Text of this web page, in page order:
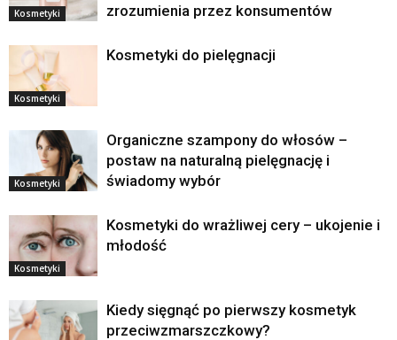
Kosmetyki
zrozumienia przez konsumentów
Kosmetyki
Kosmetyki do pielęgnacji
Kosmetyki
Organiczne szampony do włosów –
postaw na naturalną pielęgnację i
świadomy wybór
Kosmetyki
Kosmetyki do wrażliwej cery – ukojenie i
młodość
Kiedy sięgnąć po pierwszy kosmetyk
przeciwzmarszczkowy?